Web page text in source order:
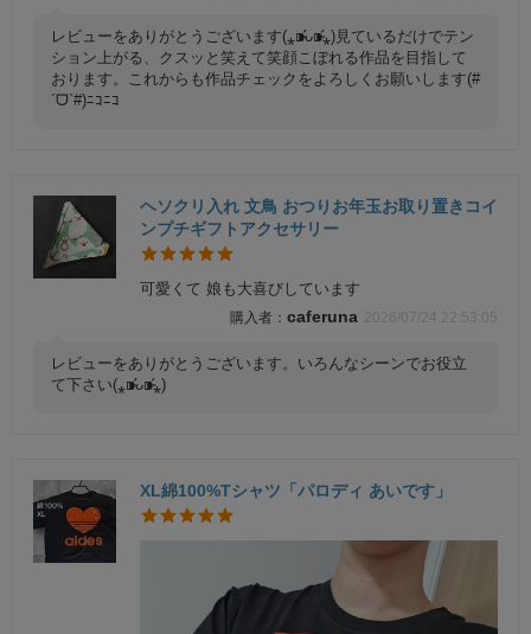
レビューをありがとうございます(⁎⁍̴̛ᴗ⁍̴̛⁎)見ているだけでテン
ション上がる、クスッと笑えて笑顔こぼれる作品を目指して
おります。これからも作品チェックをよろしくお願いします(#
´ᗜ`#)ﾆｺﾆｺ
ヘソクリ入れ 文鳥 おつりお年玉お取り置きコイ
ンプチギフトアクセサリー
可愛くて 娘も大喜びしています
caferuna 2026/07/24 22:53:05
レビューをありがとうございます。いろんなシーンでお役立
て下さい(⁎⁍̴̛ᴗ⁍̴̛⁎)
XL綿100%Tシャツ「パロディ あいです」